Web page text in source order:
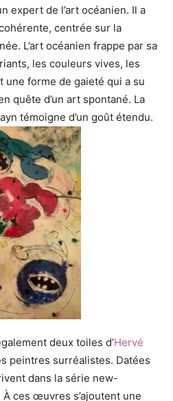
expert de l’art océanien. Il a
centrée sur la
L’art océanien frappe par sa
les couleurs vives, les
une forme de gaieté qui a su
quête d’un art spontané. La
témoigne d’un goût étendu.
deux toiles d’Hervé
peintres surréalistes. Datées
dans la série new-
ces œuvres s’ajoutent une